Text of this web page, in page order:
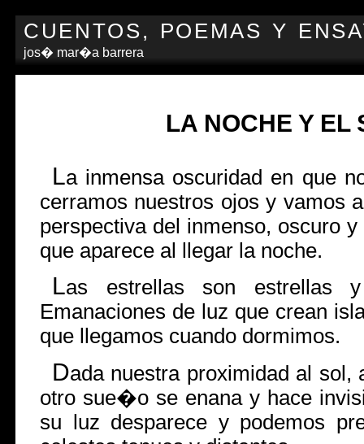
CUENTOS, POEMAS Y
jos� mar�a barrera
LA NOCHE Y
La inmensa oscuridad en que
cerramos nuestros ojos y vamos
perspectiva del inmenso, oscuro
que aparece al llegar la noche.
Las estrellas son
Emanaciones de luz que crean
que llegamos cuando dormimos.
Dada nuestra proximidad al sol,
otro sue�o se enana y hace
su luz desparece y podemos